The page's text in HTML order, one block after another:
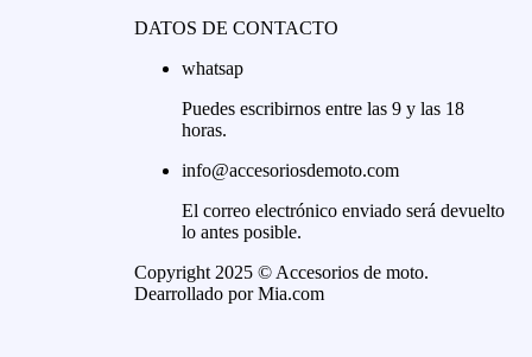
DATOS DE CONTACTO
whatsap
Puedes escribirnos entre las 9 y las 18
horas.
info@accesoriosdemoto.com
El correo electrónico enviado será devuelto
lo antes posible.
Copyright 2025 © Accesorios de moto.
Dearrollado por Mia.com